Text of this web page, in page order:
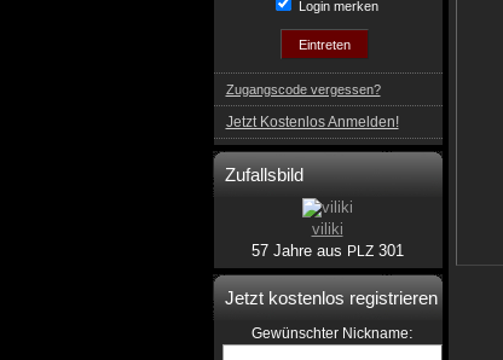
Login merken
Zugangscode vergessen?
Jetzt Kostenlos Anmelden!
Zufallsbild
viliki
57 Jahre aus PLZ301
Jetzt kostenlos registrieren
Gewünschter Nickname: